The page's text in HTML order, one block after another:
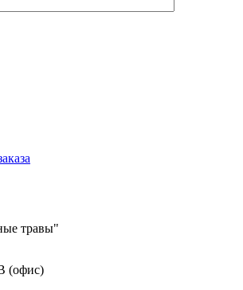
травы"
(офис)